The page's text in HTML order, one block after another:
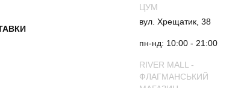
ЦУМ
вул. Хрещатик, 38
пн-нд: 10:00 - 21:00
RIVER MALL -
ФЛАГМАНСЬКИЙ